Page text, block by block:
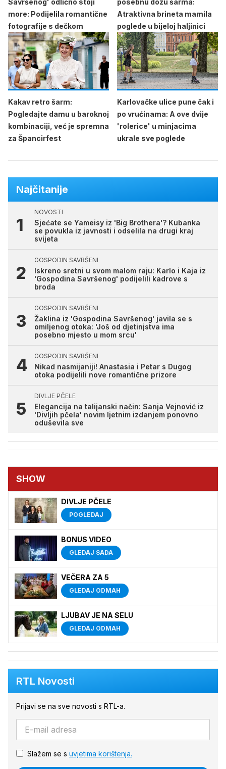
Savršenog' odlično stoji
more: Podijelila romantične
fotografije s dečkom
posebnu dozu šarma:
Atraktivna brineta mamila
poglede u bijeloj haljinici
Kakav retro šarm:
Pogledajte damu u baroknoj
kombinaciji, već je spremna
za Špancirfest
Karlovačke ulice pune čak i
po vrućinama: A ove dvije
'rolerice' u minjacima
ukrale sve poglede
Najčitanije
NOVOSTI
Sjećate se Yameisy iz 'Big Brothera'? Kubanka
se povukla iz javnosti i odselila na drugi kraj
svijeta
GOSPODIN SAVRŠENI
Iskreno sretni u svom malom raju: Karlo i Kaja iz
'Gospodina Savršenog' podijelili kadrove s
broda
GOSPODIN SAVRŠENI
Žaklina iz 'Gospodina Savršenog' javila se s
omiljenog otoka: 'Još od djetinjstva ima
posebno mjesto u mom srcu'
GOSPODIN SAVRŠENI
Nikad nasmijaniji! Anastasia i Petar s Dugog
otoka podijelili nove romantične prizore
DIVLJE PČELE
Elegancija na talijanski način: Sanja Vejnović iz
'Divljih pčela' novim ljetnim izdanjem ponovno
oduševila sve
SHOW
DIVLJE PČELE
POGLEDAJ
BONUS VIDEO
GLEDAJ SADA
VEČERA ZA 5
GLEDAJ ODMAH
LJUBAV JE NA SELU
GLEDAJ ODMAH
RTL Novosti
Prijavi se na sve novosti s RTL-a.
Slažem se s uvjetima korištenja.